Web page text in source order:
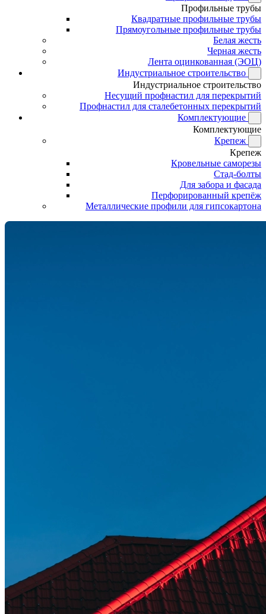
Профильные трубы
Квадратные профильные трубы
Прямоугольные профильные трубы
Белая жесть
Черная жесть
Лента оцинкованная (ЭОЦ)
Индустриальное строительство
Индустриальное строительство
Несущий профнастил для перекрытий
Профнастил для сталебетонных перекрытий
Комплектующие
Комплектующие
Крепеж
Крепеж
Кровельные саморезы
Стад-болты
Для забора и фасада
Перфорированный крепёж
Металлические профили для гипсокартона